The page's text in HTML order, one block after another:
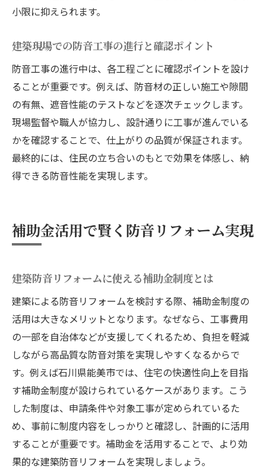
小限に抑えられます。
建築現場での防音工事の進行と確認ポイント
防音工事の進行中は、各工程ごとに確認ポイントを設け
ることが重要です。例えば、防音材の正しい施工や隙間
の有無、遮音性能のテストなどを逐次チェックします。
現場監督や職人が協力し、設計通りに工事が進んでいる
かを確認することで、仕上がりの品質が保証されます。
最終的には、住民の立ち合いのもとで効果を体感し、納
得できる防音性能を実現します。
補助金活用で賢く防音リフォーム実現
建築防音リフォームに使える補助金制度とは
建築による防音リフォームを検討する際、補助金制度の
活用は大きなメリットとなります。なぜなら、工事費用
の一部を自治体などが支援してくれるため、負担を軽減
しながら高品質な防音対策を実現しやすくなるからで
す。例えば石川県能美市では、住宅の快適性向上を目指
す補助金制度が設けられているケースがあります。こう
した制度は、申請条件や対象工事が定められているた
め、事前に制度内容をしっかりと確認し、計画的に活用
することが重要です。補助金を活用することで、より効
果的な建築防音リフォームを実現しましょう。